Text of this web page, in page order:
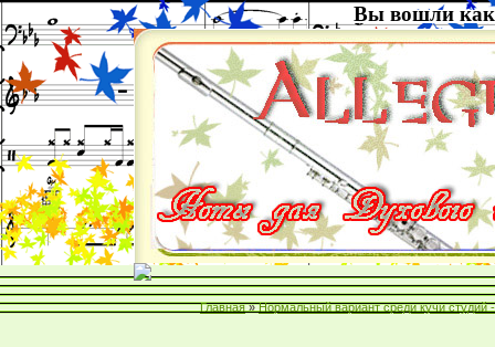
Вы вошли как
Главная » Нормальный вариант среди кучи студий